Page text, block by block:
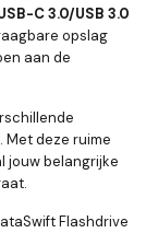
C 3.0/USB 3.0
opslag
aan de
Met deze ruime
jouw belangrijke
Flashdrive